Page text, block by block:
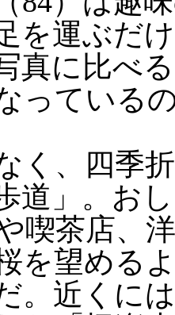
を運ぶだ
真に比べ
っている
く、四季
道」。お
喫茶店、
を望める
。近くに